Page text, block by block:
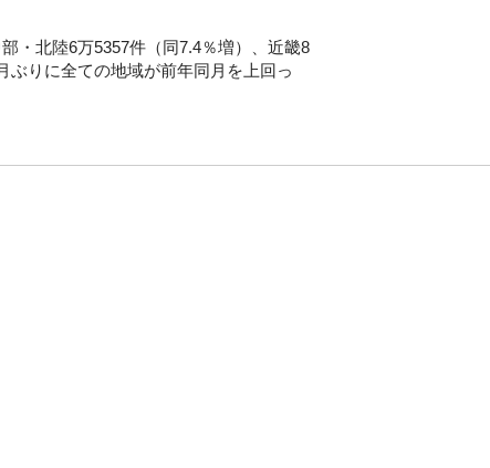
・北陸6万5357件（同7.4％増）、近畿8
ぶりに全ての地域が前年同月を上回っ